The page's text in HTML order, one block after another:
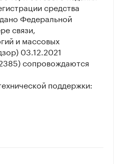
средства
Федеральной
связи,
и массовых
03.12.2021
сопровождаются
поддержки: